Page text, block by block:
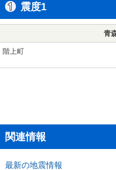
震度1
青
階上町
関連情報
最新の地震情報